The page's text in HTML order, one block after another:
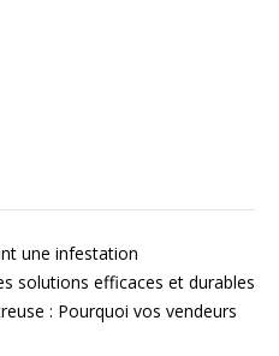
une infestation
solutions efficaces et durables
: Pourquoi vos vendeurs